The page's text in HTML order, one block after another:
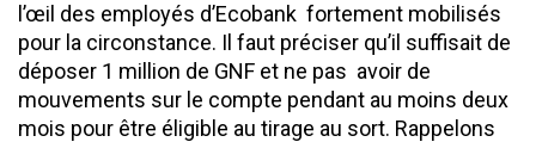
l’œil des employés d’Ecobank fortement mobilisés
pour la circonstance. Il faut préciser qu’il suffisait de
déposer 1 million de GNF et ne pas avoir de
mouvements sur le compte pendant au moins deux
mois pour être éligible au tirage au sort. Rappelons